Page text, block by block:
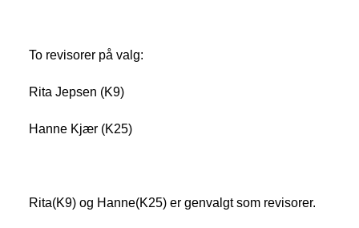
To revisorer på valg:
Rita Jepsen (K9)
Hanne Kjær (K25)
Rita(K9) og Hanne(K25) er genvalgt som revisorer.